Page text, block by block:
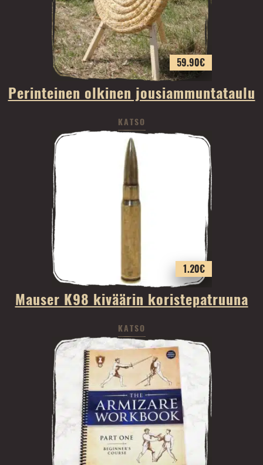
59.90€
Perinteinen olkinen jousiammuntataulu
KATSO
1.20€
Mauser K98 kiväärin koristepatruuna
KATSO